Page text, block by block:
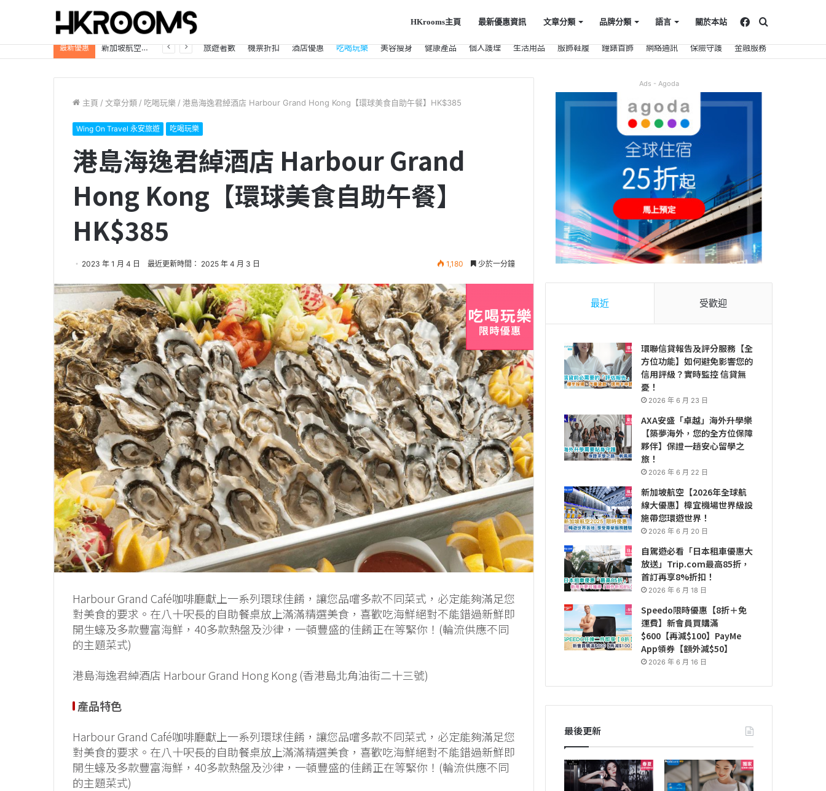
HKrooms主頁 最新優惠資訊 文章分類 品牌分類 語言 關於本站 搜
Facebook
最新優惠 自駕遊必看「日本租車優惠大放送」Trip.com最高85折，首訂再享8%折扣！ 旅遊著數 機票折扣 酒店優惠 吃喝玩樂 美容瘦身 健康產品 個人護理 生活用品 服飾鞋履 鐘錶首飾 網絡通訊 保險守護 金融服務
主頁 / 文章分類 / 吃喝玩樂 / 港島海逸君綽酒店 Harbour Grand Hong Kong【環球美食自助午餐】HK$385
Wing On Travel 永安旅遊 吃喝玩樂
港島海逸君綽酒店 Harbour Grand
Hong Kong【環球美食自助午餐】
HK$385
2023 年 1 月 4 日 最近更新時間： 2025 年 4 月 3 日 1,180 少於一分鐘
Harbour Grand Café咖啡廳獻上一系列環球佳餚，讓您品嚐多款不同菜式，必定能夠滿足您
對美食的要求。在八十呎長的自助餐桌放上滿滿精選美食，喜歡吃海鮮絕對不能錯過新鮮即
開生蠔及多款豐富海鮮，40多款熱盤及沙律，一頓豐盛的佳餚正在等緊你！(輪流供應不同
的主題菜式)
港島海逸君綽酒店 Harbour Grand Hong Kong (香港島北角油街二十三號)
產品特色
Harbour Grand Café咖啡廳獻上一系列環球佳餚，讓您品嚐多款不同菜式，必定能夠滿足您
對美食的要求。在八十呎長的自助餐桌放上滿滿精選美食，喜歡吃海鮮絕對不能錯過新鮮即
開生蠔及多款豐富海鮮，40多款熱盤及沙律，一頓豐盛的佳餚正在等緊你！(輪流供應不同
的主題菜式)
Ads - Agoda
最近 受歡迎
環聯信貸報告及評分服務【全
方位功能】如何避免影響您的
信用評級？實時監控 信貸無
憂！
2026 年 6 月 23 日
AXA安盛「卓越」海外升學樂
【築夢海外，您的全方位保障
夥伴】保證一趟安心留學之
旅！
2026 年 6 月 22 日
新加坡航空【2026年全球航
線大優惠】樟宜機場世界級設
施帶您環遊世界！
2026 年 6 月 20 日
自駕遊必看「日本租車優惠大
放送」Trip.com最高85折，
首訂再享8%折扣！
2026 年 6 月 18 日
Speedo限時優惠【8折＋免
運費】新會員買購滿
$600【再減$100】PayMe
App領券【額外減$50】
2026 年 6 月 16 日
最後更新